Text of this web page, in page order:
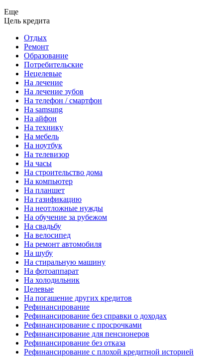
Еще
Цель кредита
Отдых
Ремонт
Образование
Потребительские
Нецелевые
На лечение
На лечение зубов
На телефон / смартфон
На samsung
На айфон
На технику
На мебель
На ноутбук
На телевизор
На часы
На строительство дома
На компьютер
На планшет
На газификацию
На неотложные нужды
На обучение за рубежом
На свадьбу
На велосипед
На ремонт автомобиля
На шубу
На стиральную машину
На фотоаппарат
На холодильник
Целевые
На погашение других кредитов
Рефинансирование
Рефинансирование без справки о доходах
Рефинансирование с просрочками
Рефинансирование для пенсионеров
Рефинансирование без отказа
Рефинансирование с плохой кредитной историей